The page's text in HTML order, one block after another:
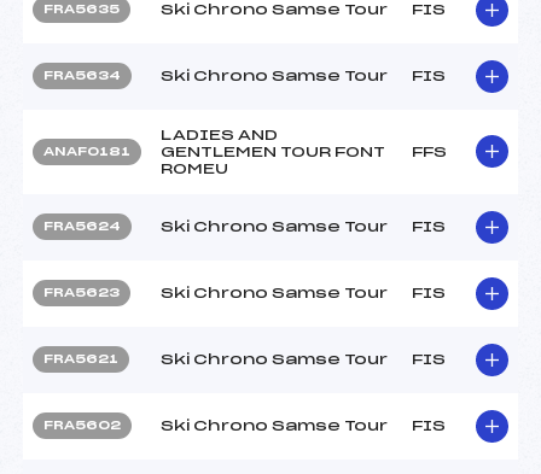
FRA5635 Ski Chrono Samse Tour FIS
FRA5634 Ski Chrono Samse Tour FIS
ANAF0181
LADIES AND
GENTLEMEN TOUR FONT
ROMEU
FFS
FRA5624 Ski Chrono Samse Tour FIS
FRA5623 Ski Chrono Samse Tour FIS
FRA5621 Ski Chrono Samse Tour FIS
FRA5602 Ski Chrono Samse Tour FIS